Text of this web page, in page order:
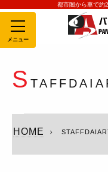
都市圏から車で約
MENU
S
HOME